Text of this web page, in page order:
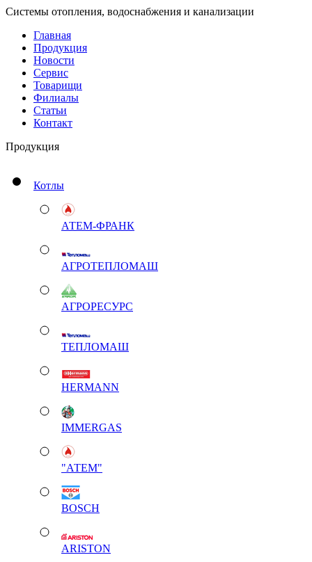
Системы отопления, водоснабжения и канализации
Главная
Продукция
Новости
Сервис
Товарищи
Филиалы
Статьи
Контакт
Продукция
Котлы
АТЕМ-ФРАНК
АГРОТЕПЛОМАШ
АГРОРЕСУРС
ТЕПЛОМАШ
HERMANN
IMMERGAS
"АТЕМ"
BOSCH
ARISTON